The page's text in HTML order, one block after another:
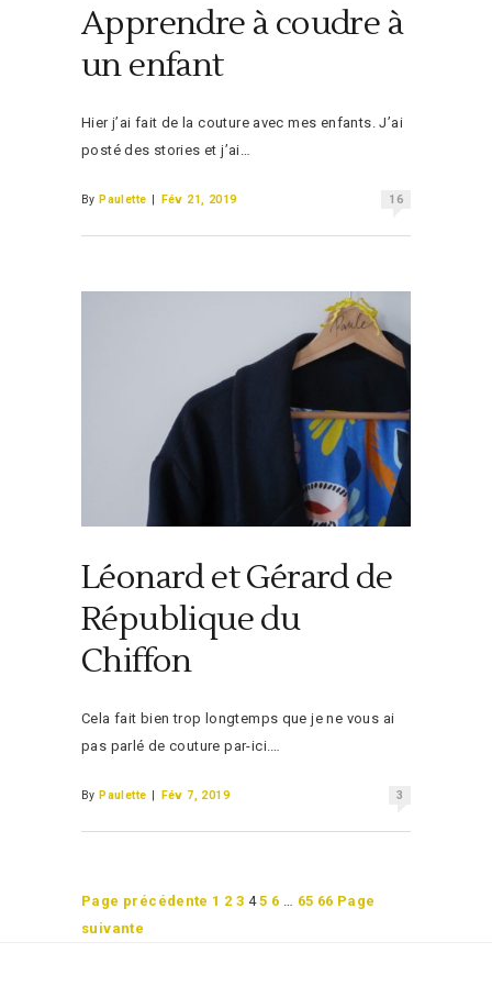
Apprendre à coudre à
un enfant
Hier j’ai fait de la couture avec mes enfants. J’ai
posté des stories et j’ai…
16
By Paulette | Fév 21, 2019
Léonard et Gérard de
République du
Chiffon
Cela fait bien trop longtemps que je ne vous ai
pas parlé de couture par-ici.…
3
By Paulette | Fév 7, 2019
Posts
Page précédente 1 2 3 4 5 6 65 66 Page
suivante